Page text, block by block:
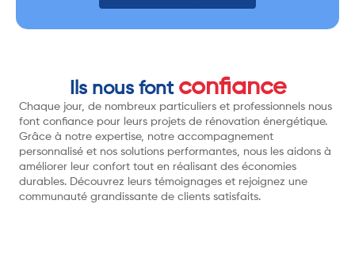
Ils nous font confiance
Chaque jour, de nombreux particuliers et professionnels nous
font confiance pour leurs projets de rénovation énergétique.
Grâce à notre expertise, notre accompagnement
personnalisé et nos solutions performantes, nous les aidons à
améliorer leur confort tout en réalisant des économies
durables. Découvrez leurs témoignages et rejoignez une
communauté grandissante de clients satisfaits.